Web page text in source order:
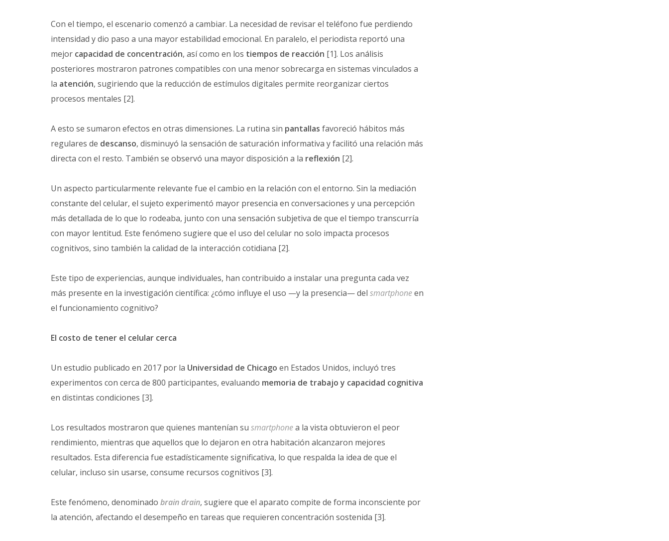
Con el tiempo, el escenario comenzó a cambiar. La necesidad de revisar el teléfono fue perdiendo
intensidad y dio paso a una mayor estabilidad emocional. En paralelo, el periodista reportó una
mejor capacidad de concentración, así como en los tiempos de reacción [1]. Los análisis
posteriores mostraron patrones compatibles con una menor sobrecarga en sistemas vinculados a
la atención, sugiriendo que la reducción de estímulos digitales permite reorganizar ciertos
procesos mentales [2].
A esto se sumaron efectos en otras dimensiones. La rutina sin pantallas favoreció hábitos más
regulares de descanso, disminuyó la sensación de saturación informativa y facilitó una relación más
directa con el resto. También se observó una mayor disposición a la reflexión [2].
Un aspecto particularmente relevante fue el cambio en la relación con el entorno. Sin la mediación
constante del celular, el sujeto experimentó mayor presencia en conversaciones y una percepción
más detallada de lo que lo rodeaba, junto con una sensación subjetiva de que el tiempo transcurría
con mayor lentitud. Este fenómeno sugiere que el uso del celular no solo impacta procesos
cognitivos, sino también la calidad de la interacción cotidiana [2].
Este tipo de experiencias, aunque individuales, han contribuido a instalar una pregunta cada vez
más presente en la investigación científica: ¿cómo influye el uso —y la presencia— del smartphoneen
el funcionamiento cognitivo?
El costo de tener el celular cerca
Un estudio publicado en 2017 por la Universidad de Chicago en Estados Unidos, incluyó tres
experimentos con cerca de 800 participantes, evaluando memoria de trabajo y capacidad cognitiva
en distintas condiciones [3].
Los resultados mostraron que quienes mantenían su smartphonea la vista obtuvieron el peor
rendimiento, mientras que aquellos que lo dejaron en otra habitación alcanzaron mejores
resultados. Esta diferencia fue estadísticamente significativa, lo que respalda la idea de que el
celular, incluso sin usarse, consume recursos cognitivos [3].
Este fenómeno, denominado brain drain, sugiere que el aparato compite de forma inconsciente por
la atención, afectando el desempeño en tareas que requieren concentración sostenida [3].